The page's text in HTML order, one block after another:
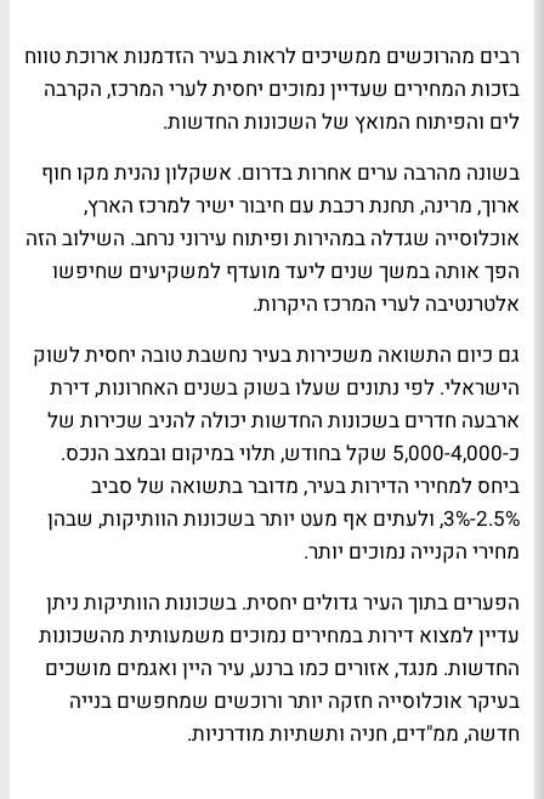
רבים מהרוכשים ממשיכים לראות בעיר הזדמנות ארוכת טווח
בזכות המחירים שעדיין נמוכים יחסית לערי המרכז, הקרבה
לים והפיתוח המואץ של השכונות החדשות.
בשונה מהרבה ערים אחרות בדרום. אשקלון נהנית מקו חוף
ארוך, מרינה, תחנת רכבת עם חיבור ישיר למרכז הארץ,
אוכלוסייה שגדלה במהירות ופיתוח עירוני נרחב. השילוב הזה
הפך אותה במשך שנים ליעד מועדף למשקיעים שחיפשו
אלטרנטיבה לערי המרכז היקרות.
גם כיום התשואה משכירות בעיר נחשבת טובה יחסית לשוק
הישראלי. לפי נתונים שעלו בשוק בשנים האחרונות, דירת
ארבעה חדרים בשכונות החדשות יכולה להניב שכירות של
כ-5,000-4,000 שקל בחודש, תלוי במיקום ובמצב הנכס.
ביחס למחירי הדירות בעיר, מדובר בתשואה של סביב
2.5%-3%, ולעתים אף מעט יותר בשכונות הוותיקות, שבהן
מחירי הקנייה נמוכים יותר.
הפערים בתוך העיר גדולים יחסית. בשכונות הוותיקות ניתן
עדיין למצוא דירות במחירים נמוכים משמעותית מהשכונות
החדשות. מנגד, אזורים כמו ברנע, עיר היין ואגמים מושכים
בעיקר אוכלוסייה חזקה יותר ורוכשים שמחפשים בנייה
חדשה, ממ"דים, חניה ותשתיות מודרניות.